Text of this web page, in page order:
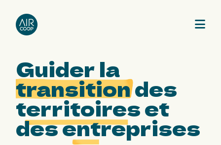
Notre agence
Nos expertises
Nos projets
Guider la
transitiondes
territoireset
desentreprises